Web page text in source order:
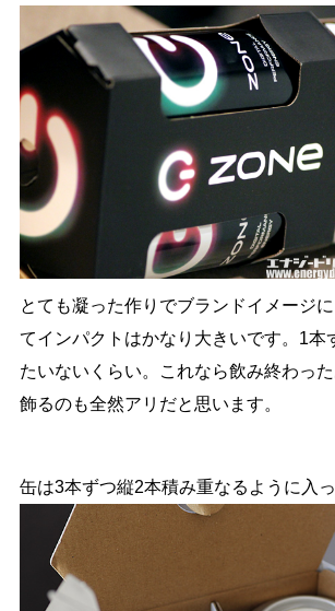
とても凝った作りでブランドイメージ
てインパクトはかなり大きいです。1本
たいないくらい。これなら飲み終わっ
飾るのも全然アリだと思います。
缶は3本ずつ縦2本積み重なるように入っ